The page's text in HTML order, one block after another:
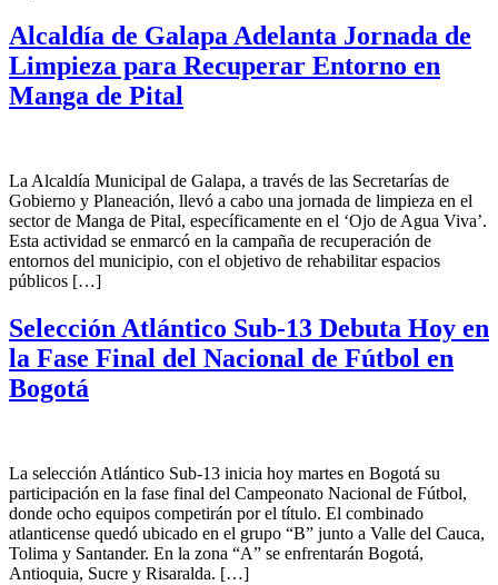
Alcaldía de Galapa Adelanta Jornada de
Limpieza para Recuperar Entorno en
Manga de Pital
La Alcaldía Municipal de Galapa, a través de las Secretarías de
Gobierno y Planeación, llevó a cabo una jornada de limpieza en el
sector de Manga de Pital, específicamente en el ‘Ojo de Agua Viva’.
Esta actividad se enmarcó en la campaña de recuperación de
entornos del municipio, con el objetivo de rehabilitar espacios
públicos […]
Selección Atlántico Sub-13 Debuta Hoy en
la Fase Final del Nacional de Fútbol en
Bogotá
La selección Atlántico Sub-13 inicia hoy martes en Bogotá su
participación en la fase final del Campeonato Nacional de Fútbol,
donde ocho equipos competirán por el título. El combinado
atlanticense quedó ubicado en el grupo “B” junto a Valle del Cauca,
Tolima y Santander. En la zona “A” se enfrentarán Bogotá,
Antioquia, Sucre y Risaralda. […]